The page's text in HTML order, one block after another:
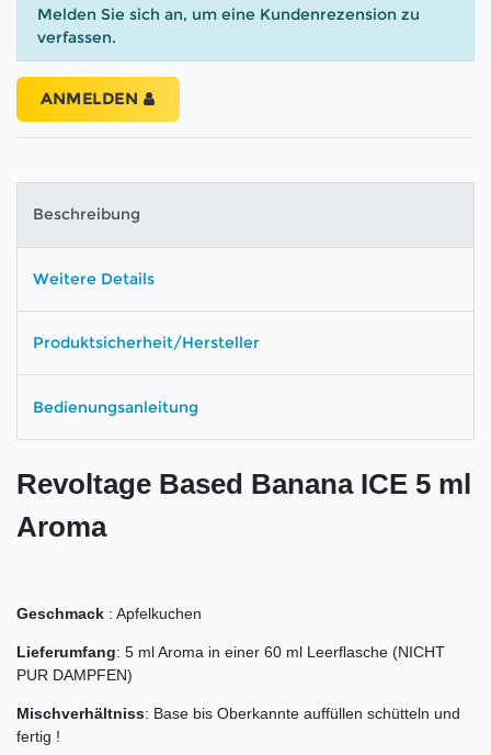
Melden Sie sich an, um eine Kundenrezension zu
verfassen.
ANMELDEN
Beschreibung
Weitere Details
Produktsicherheit/Hersteller
Bedienungsanleitung
Revoltage Based Banana ICE 5 ml
Aroma
Geschmack : Apfelkuchen
Lieferumfang: 5 ml Aroma in einer 60 ml Leerflasche (NICHT
PUR DAMPFEN)
Mischverhältniss: Base bis Oberkannte auffüllen schütteln und
fertig !